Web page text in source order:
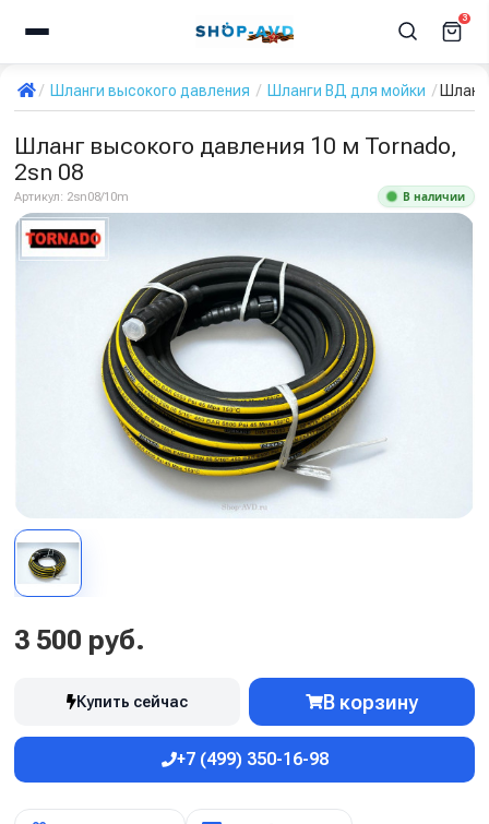
3
Шланги высокого давления Шланги ВД для мойки Шланг
Шланг высокого давления 10 м Tornado,
2sn 08
Артикул: 2sn08/10m В наличии
3 500 руб.
Купить сейчас В корзину
+7 (499) 350-16-98